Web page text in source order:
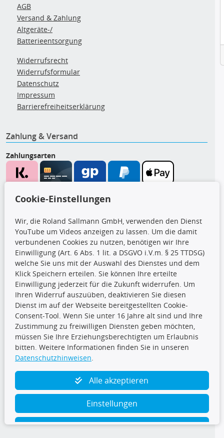
AGB
Versand & Zahlung
Altgeräte-/
Batterieentsorgung
Widerrufsrecht
Widerrufsformular
Datenschutz
Impressum
Barrierefreiheitserklärung
Zahlung & Versand
Zahlungsarten
CARAT Gruppe
Folge uns
TecDoc Inside
Cookie-Einstellungen
Wir, die Roland Sallmann GmbH, verwenden den Dienst
YouTube um Videos anzeigen zu lassen. Um die damit
verbundenen Cookies zu nutzen, benötigen wir Ihre
Einwilligung (Art. 6 Abs. 1 lit. a DSGVO i.V.m. § 25 TTDSG)
welche Sie uns mit der Auswahl des Dienstes und dem
Klick Speichern erteilen. Sie können Ihre erteilte
Einwilligung jederzeit für die Zukunft widerrufen. Um
Ihren Widerruf auszuüben, deaktivieren Sie diesen
Dienst im auf der Webseite bereitgestellten Cookie-
Consent-Tool. Wenn Sie unter 16 Jahre alt sind und Ihre
Zustimmung zu freiwilligen Diensten geben möchten,
müssen Sie Ihre Erziehungsberechtigten um Erlaubnis
bitten. Weitere Informationen finden Sie in unseren
Datenschutzhinweisen
Alle akzeptieren
Einstellungen
Ablehnen